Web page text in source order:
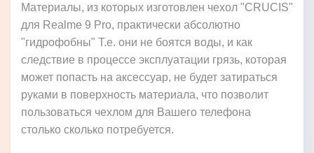
Материалы, из которых изготовлен чехол "CRUCIS"
для Realme 9 Pro, практически абсолютно
"гидрофобны" Т.е. они не боятся воды, и как
следствие в процессе эксплуатации грязь, которая
может попасть на аксессуар, не будет затираться
руками в поверхность материала, что позволит
пользоваться чехлом для Вашего телефона
столько сколько потребуется.